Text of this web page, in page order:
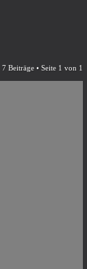
7 Beiträge • Seite 1 von 1